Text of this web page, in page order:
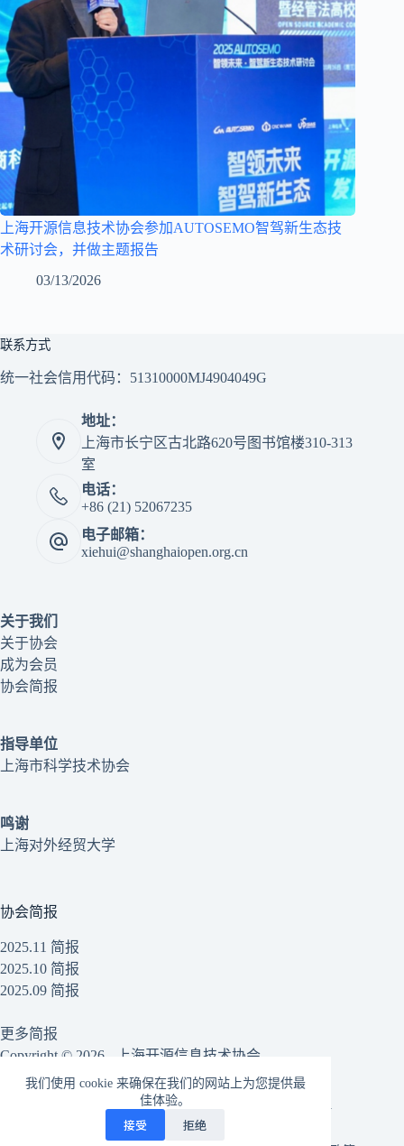
我们使用 cookie 来确保在我们的网站上为您提供最
佳体验。
接受 拒绝
上海开源信息技术协会参加AUTOSEMO智驾新生态技
术研讨会，并做主题报告
03/13/2026
联系方式
统一社会信用代码：51310000MJ4904049G
地址：
上海市长宁区古北路620号图书馆楼310-313
室
电话：
+86 (21) 52067235
电子邮箱：
xiehui@shanghaiopen.org.cn
关于我们
关于协会
成为会员
协会简报
指导单位
上海市科学技术协会
鸣谢
上海对外经贸大学
协会简报
2025.11 简报
2025.10 简报
2025.09 简报
更多简报
Copyright © 2026 - 上海开源信息技术协会
沪公网安备31010502006027号